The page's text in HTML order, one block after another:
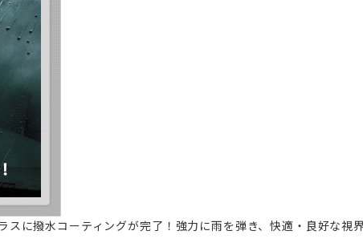
に撥水コーティングが完了！ 強力に雨を弾き、快適・良好な視界